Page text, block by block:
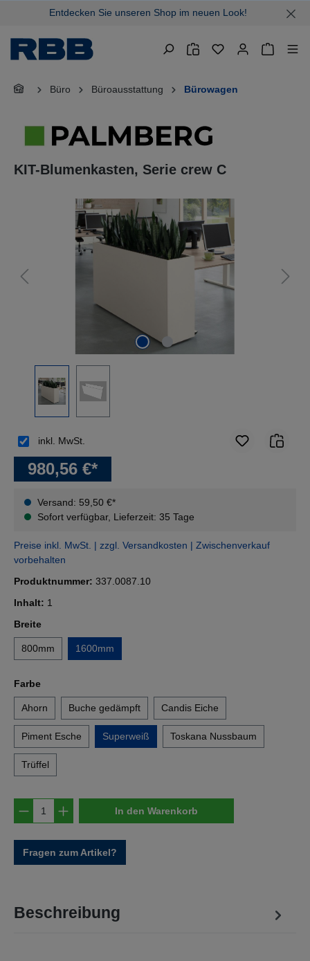
springenEntdecken Sie unseren Shop im neuen Look!
Büro Büroausstattung Bürowagen
KIT-Blumenkasten, Serie crew C
Bildergalerie überspringen
980,56 €*
Versand: 59,50 €*
Sofort verfügbar, Lieferzeit: 35 Tage
inkl. MwSt.
Preise inkl. MwSt. | zzgl. Versandkosten | Zwischenverkauf
vorbehalten
Produktnummer: 337.0087.10
Inhalt: 1
Breiteauswählen
800mm 1600mm
Farbeauswählen
Ahorn Buche gedämpft Candis Eiche
Piment Esche Superweiß Toskana Nussbaum
Trüffel
Produkt Anzahl: Gib den gewünschten
In den Warenkorb
Fragen zum Artikel?
Beschreibung